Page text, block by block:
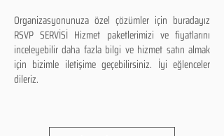
Organizasyonunuza özel çözümler için buradayız
RSVP SERVİSİ Hizmet paketlerimizi ve fiyatlarını
inceleyebilir daha fazla bilgi ve hizmet satın almak
için bizimle iletişime geçebilirsiniz. İyi eğlenceler
dileriz.